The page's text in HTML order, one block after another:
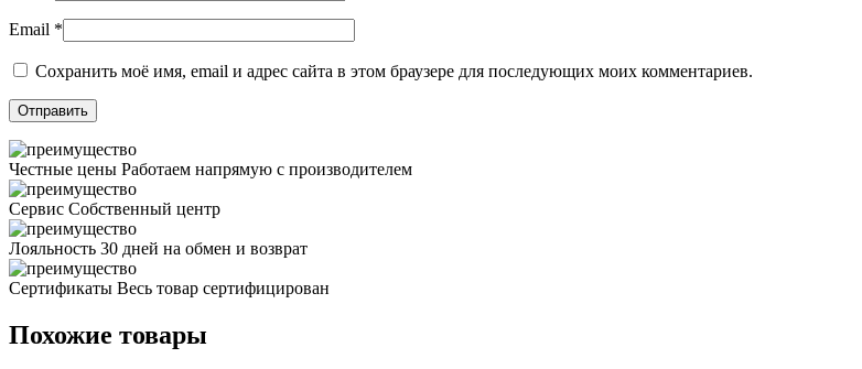
Email *
Сохранить моё имя, email и адрес сайта в этом браузере для последующих моих комментариев.
Честные цены Работаем напрямую с производителем
Сервис Собственный центр
Лояльность 30 дней на обмен и возврат
Сертификаты Весь товар сертифицирован
Похожие товары